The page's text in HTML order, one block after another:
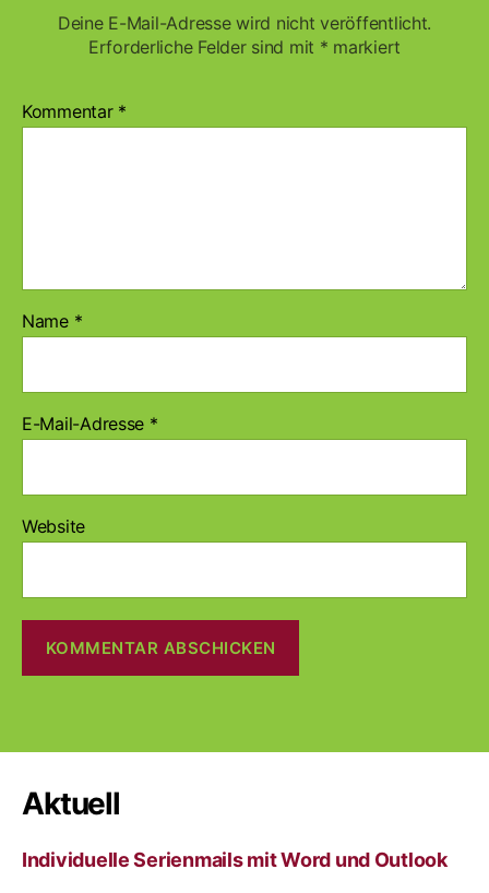
Deine E-Mail-Adresse wird nicht veröffentlicht.
Erforderliche Felder sind mit * markiert
Kommentar *
Name *
E-Mail-Adresse *
Website
t
r
n
t
Aktuell
Individuelle Serienmails mit Word und Outlook